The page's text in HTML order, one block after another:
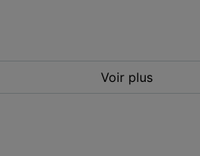
Voir plus